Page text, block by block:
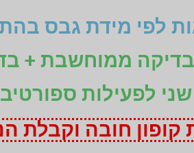
ממוחשבת +
שני לפעילות
חובה וקבלת